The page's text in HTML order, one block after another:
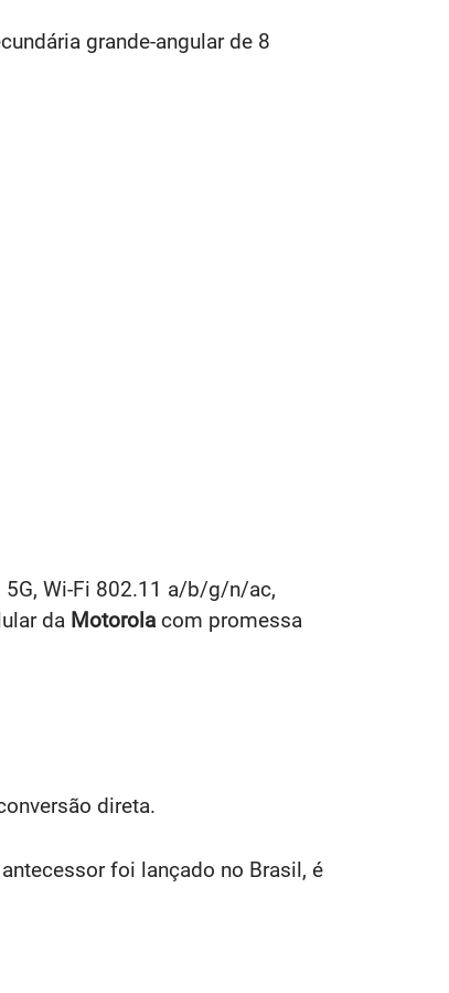
grande-angular de 8
Wi-Fi 802.11 a/b/g/n/ac,
da Motorola com promessa
direta.
foi lançado no Brasil, é